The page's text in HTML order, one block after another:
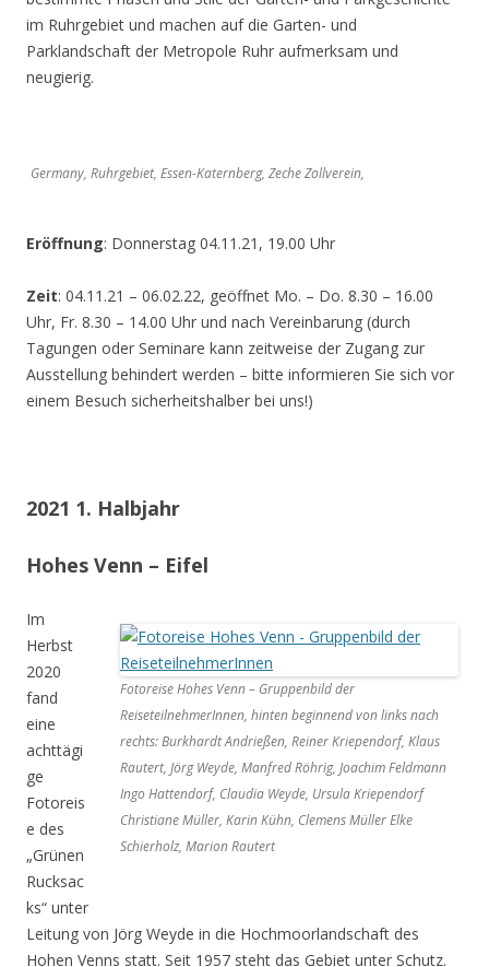
im Ruhrgebiet und machen auf die Garten- und
Parklandschaft der Metropole Ruhr aufmerksam und
neugierig.
Germany, Ruhrgebiet, Essen-Katernberg, Zeche Zollverein,
Eröffnung: Donnerstag 04.11.21, 19.00 Uhr
Zeit: 04.11.21 – 06.02.22, geöffnet Mo. – Do. 8.30 – 16.00
Uhr, Fr. 8.30 – 14.00 Uhr und nach Vereinbarung (durch
Tagungen oder Seminare kann zeitweise der Zugang zur
Ausstellung behindert werden – bitte informieren Sie sich vor
einem Besuch sicherheitshalber bei uns!)
2021 1. Halbjahr
Hohes Venn – Eifel
Fotoreise Hohes Venn – Gruppenbild der
ReiseteilnehmerInnen, hinten beginnend von links nach
rechts: Burkhardt Andrießen, Reiner Kriependorf, Klaus
Rautert, Jörg Weyde, Manfred Röhrig, Joachim Feldmann
Ingo Hattendorf, Claudia Weyde, Ursula Kriependorf
Christiane Müller, Karin Kühn, Clemens Müller Elke
Schierholz, Marion Rautert
Im
Herbst
2020
fand
eine
achttägi
ge
Fotoreis
e des
„Grünen
Rucksac
ks“ unter
Leitung von Jörg Weyde in die Hochmoorlandschaft des
Hohen Venns statt. Seit 1957 steht das Gebiet unter Schutz.